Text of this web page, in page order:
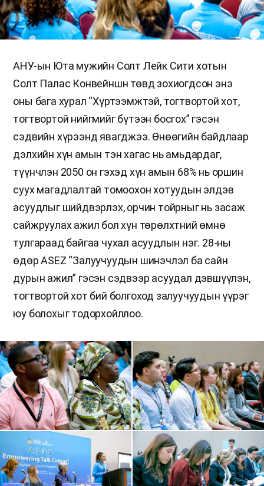
АНУ-ын Юта мужийн Солт Лейк Сити хотын
Солт Палас Конвейншн төвд зохиогдсон энэ
оны бага хурал “Хүртээмжтэй, тогтвортой хот,
тогтвортой нийгмийг бүтээн босгох” гэсэн
сэдвийн хүрээнд явагджээ. Өнөөгийн байдлаар
дэлхийн хүн амын тэн хагас нь амьдардаг,
түүнчлэн 2050 он гэхэд хүн амын 68% нь оршин
суух магадлалтай томоохон хотуудын элдэв
асуудлыг шийдвэрлэх, орчин тойрныг нь засаж
сайжруулах ажил бол хүн төрөлхтний өмнө
тулгараад байгаа чухал асуудлын нэг. 28-ны
өдөр ASEZ “Залуучуудын шинэчлэл ба сайн
дурын ажил” гэсэн сэдвээр асуудал дэвшүүлэн,
тогтвортой хот бий болгоход залуучуудын үүрэг
юу болохыг тодорхойллоо.